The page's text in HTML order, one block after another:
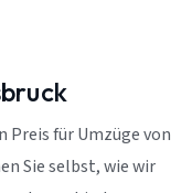
für Umzüge von
Sie selbst, wie wir